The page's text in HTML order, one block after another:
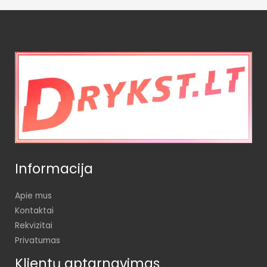
Informacija
Apie mus
Kontaktai
Rekvizitai
Privatumas